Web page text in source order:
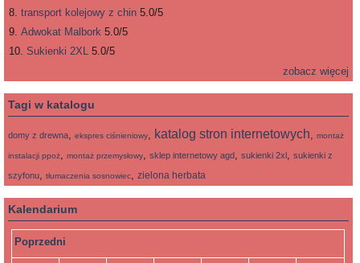
transport kolejowy z chin 5.0/5
Adwokat Malbork 5.0/5
Sukienki 2XL 5.0/5
zobacz więcej
Tagi w katalogu
domy z drewna, ekspres ciśnieniowy, katalog stron internetowych, montaż
instalacji ppoż, montaż przemysłowy, sklep internetowy agd, sukienki 2xl, sukienki z
szyfonu, tłumaczenia sosnowiec, zielona herbata
Kalendarium
Poprzedni